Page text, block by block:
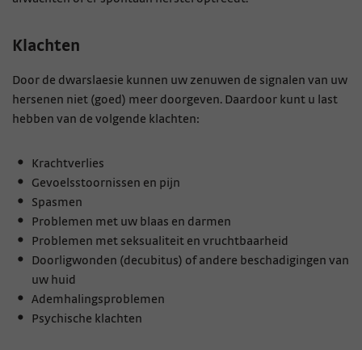
Klachten
Door de dwarslaesie kunnen uw zenuwen de signalen van uw
hersenen niet (goed) meer doorgeven. Daardoor kunt u last
hebben van de volgende klachten:
Krachtverlies
Gevoelsstoornissen en pijn
Spasmen
Problemen met uw blaas en darmen
Problemen met seksualiteit en vruchtbaarheid
Doorligwonden (decubitus) of andere beschadigingen van
uw huid
Ademhalingsproblemen
Psychische klachten